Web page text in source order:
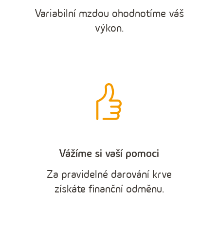
Variabilní mzdou ohodnotíme váš
výkon.
Vážíme si vaší pomoci
Za pravidelné darování krve
získáte finanční odměnu.